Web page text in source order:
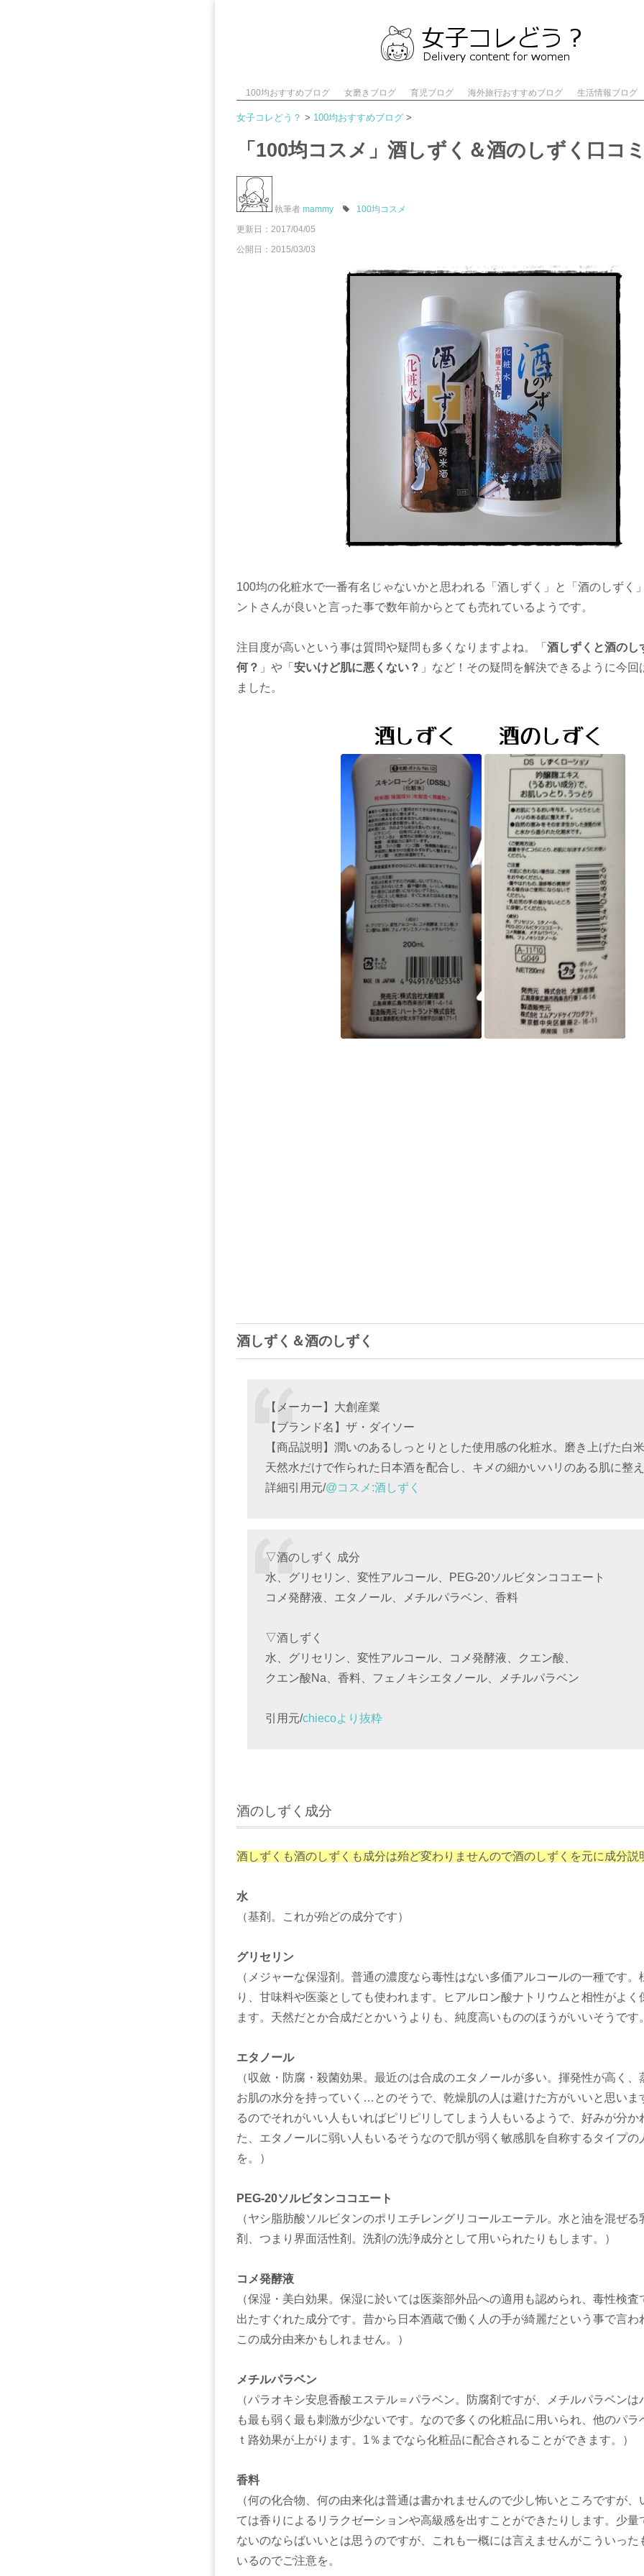
100均おすすめブログ 女磨きブログ 育児ブログ 海外旅行おすすめブログ 生活情報ブログ
女子コレどう？ > 100均おすすめブログ >
「100均コスメ」酒しずく＆酒のしずく口コ
執筆者 mammy
100均コスメ
更新日： 2017/04/05
公開日：2015/03/03
100均の化粧水で一番有名じゃないかと思われる「酒しずく」と「酒のしずく
ントさんが良いと言った事で数年前からとても売れているようです。
注目度が高いという事は質問や疑問も多くなりますよね。「 酒しずくと酒のし
何？ 」や「 安いけど肌に悪くない？ 」など！その疑問を解決できるように今回
ました。
酒しずく＆酒のしずく
【メーカー】大創産業
【ブランド名】ザ・ダイソー
【商品説明】潤いのあるしっとりとした使用感の化粧水。磨き上げた白
天然水だけで作られた日本酒を配合し、キメの細かいハリのある肌に整え
詳細引用元/@コスメ:酒しずく
▽酒のしずく 成分
水、グリセリン、変性アルコール、PEG-20ソルビタンココエート
コメ発酵液、エタノール、メチルパラベン、香料
▽酒しずく
水、グリセリン、変性アルコール、コメ発酵液、クエン酸、
クエン酸Na、香料、フェノキシエタノール、メチルパラベン
引用元/chiecoより抜粋
酒のしずく成分
酒しずくも酒のしずくも成分は殆ど変わりませんので酒のしずくを元に成分説
水
（基剤。これが殆どの成分です）
グリセリン
（メジャーな保湿剤。普通の濃度なら毒性はない多価アルコールの一種です。
り、甘味料や医薬としても使われます。ヒアルロン酸ナトリウムと相性がよく
ます。天然だとか合成だとかいうよりも、純度高いもののほうがいいそうです
エタノール
（収斂・防腐・殺菌効果。最近のは合成のエタノールが多い。揮発性が高く、
お肌の水分を持っていく…とのそうで、乾燥肌の人は避けた方がいいと思いま
るのでそれがいい人もいればピリピリしてしまう人もいるようで、好みが分か
た、エタノールに弱い人もいるそうなので肌が弱く敏感肌を自称するタイプの
を。）
PEG-20ソルビタンココエート
（ヤシ脂肪酸ソルビタンのポリエチレングリコールエーテル。水と油を混ぜる
剤、つまり界面活性剤。洗剤の洗浄成分として用いられたりもします。）
コメ発酵液
（保湿・美白効果。保湿に於いては医薬部外品への適用も認められ、毒性検査
出たすぐれた成分です。昔から日本酒蔵で働く人の手が綺麗だという事で言わ
この成分由来かもしれません。）
メチルパラベン
（パラオキシ安息香酸エステル＝パラベン。防腐剤ですが、メチルパラベンは
も最も弱く最も刺激が少ないです。なので多くの化粧品に用いられ、他のパラ
ｔ路効果が上がります。1％までなら化粧品に配合されることができます。）
香料
（何の化合物、何の由来化は普通は書かれませんので少し怖いところですが、
ては香りによるリラクゼーションや高級感を出すことができたりします。少量
ないのならばいいとは思うのですが、これも一概には言えませんがこういった
いるのでご注意を。